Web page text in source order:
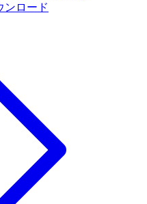
ンロード